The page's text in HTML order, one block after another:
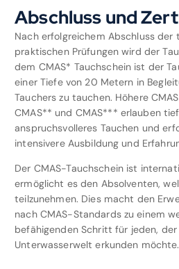
Abschluss und
Nach erfolgreichem Abschluss der
praktischen Prüfungen wird der
dem CMAS* Tauchschein ist der
einer Tiefe von 20 Metern in
Tauchers zu tauchen. Höhere
CMAS** und CMAS*** erlauben
anspruchsvolleres Tauchen und
intensivere Ausbildung und
Der CMAS-Tauchschein ist
ermöglicht es den Absolventen,
teilzunehmen. Dies macht den
nach CMAS-Standards zu einem
befähigenden Schritt für jeden,
Unterwasserwelt erkunden möchte.